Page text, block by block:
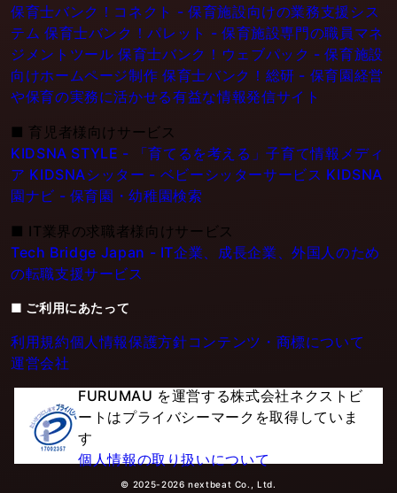
保育士バンク！コネクト - 保育施設向けの業務支援シス
テム 保育士バンク！パレット - 保育施設専門の職員マネ
ジメントツール 保育士バンク！ウェブパック - 保育施設
向けホームページ制作 保育士バンク！総研 - 保育園経営
や保育の実務に活かせる有益な情報発信サイト
■ 育児者様向けサービス
KIDSNA STYLE - 「育てるを考える」子育て情報メディ
ア KIDSNAシッター - ベビーシッターサービス KIDSNA
園ナビ - 保育園・幼稚園検索
■ IT業界の求職者様向けサービス
Tech Bridge Japan - IT企業、成長企業、外国人のため
の転職支援サービス
■ ご利用にあたって
利用規約個人情報保護方針コンテンツ・商標について
運営会社
FURUMAU を運営する株式会社ネクストビ
ートはプライバシーマークを取得していま
す
個人情報の取り扱いについて
© 2025-2026 nextbeat Co., Ltd.